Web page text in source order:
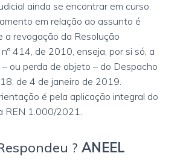
ainda se encontrar em curso.
em relação ao assunto é
a revogação da Resolução
414, de 2010, enseja, por si só, a
ou perda de objeto – do Despacho
de 4 de janeiro de 2019.
é pela aplicação integral do
REN 1.000/2021.
? ANEEL